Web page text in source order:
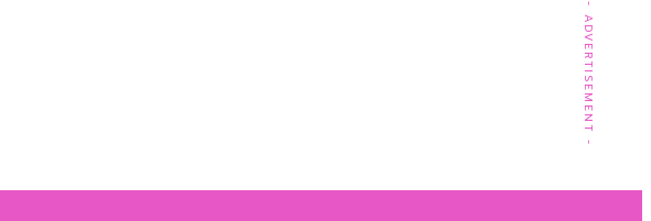
- ADVERTISEMENT -